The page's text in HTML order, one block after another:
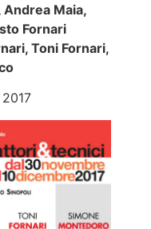
Maia,
Fornari
Toni Fornari,